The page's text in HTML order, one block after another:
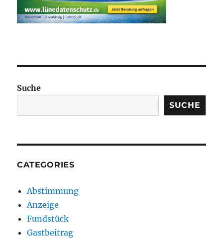
Suche
SUCHE
CATEGORIES
Abstimmung
Anzeige
Fundstück
Gastbeitrag